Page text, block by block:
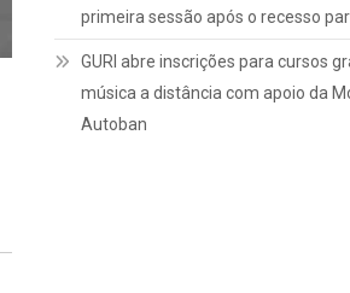
primeira sessão após o recesso
GURI abre inscrições para cursos
música a distância com apoio da
Autoban